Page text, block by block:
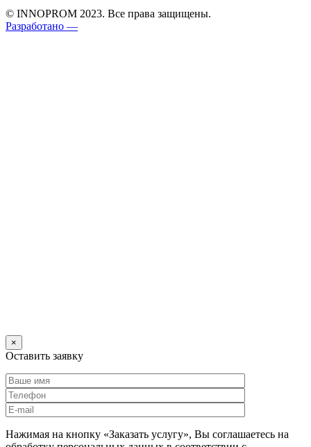
© INNOPROM 2023. Все права защищены.
Разработано —
×
Оставить заявку
Нажимая на кнопку «Заказать услугу», Вы соглашаетесь на